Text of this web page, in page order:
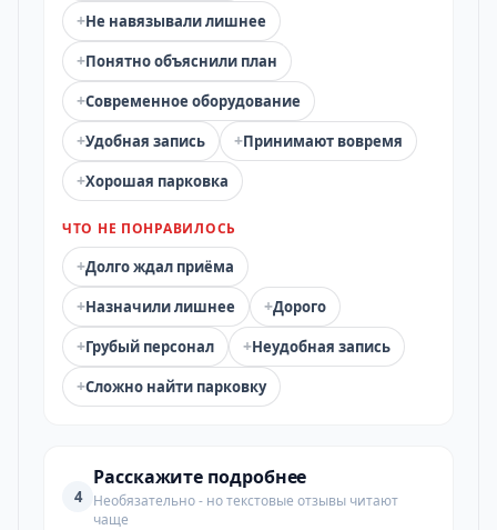
+Не навязывали лишнее
+Понятно объяснили план
+Современное оборудование
+Удобная запись +Принимают вовремя
+Хорошая парковка
ЧТО НЕ ПОНРАВИЛОСЬ
+Долго ждал приёма
+Назначили лишнее +Дорого
+Грубый персонал +Неудобная запись
+Сложно найти парковку
4
Расскажите подробнее
Необязательно - но текстовые отзывы читают
чаще